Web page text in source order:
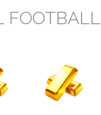
FOOTBALL